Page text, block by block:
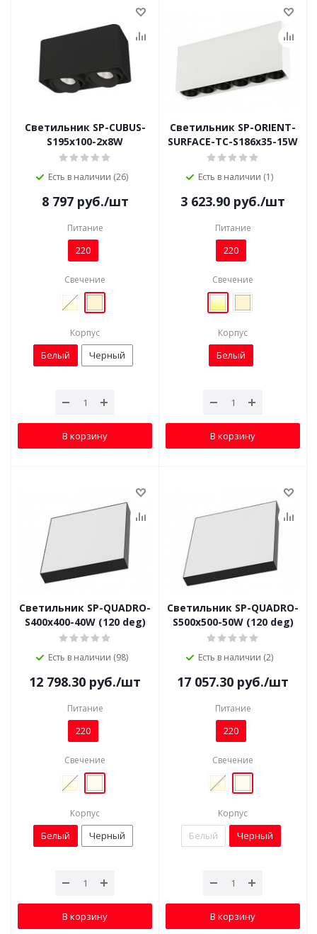
Светильник SP-CUBUS-
S195x100-2х8W
Есть в наличии (26)
8 797руб./шт
Питание
220
Свечение
Корпус
Белый Черный
В корзину
Светильник SP-ORIENT-
SURFACE-TC-S186x35-15W
Есть в наличии (1)
3 623.90 руб./шт
Питание
220
Свечение
Корпус
Белый
В корзину
Светильник SP-QUADRO-
S400x400-40W (120 deg)
Есть в наличии (98)
12 798.30 руб./шт
Питание
220
Свечение
Корпус
Белый Черный
В корзину
Светильник SP-QUADRO-
S500x500-50W (120 deg)
Есть в наличии (2)
17 057.30 руб./шт
Питание
220
Свечение
Корпус
Белый Черный
В корзину